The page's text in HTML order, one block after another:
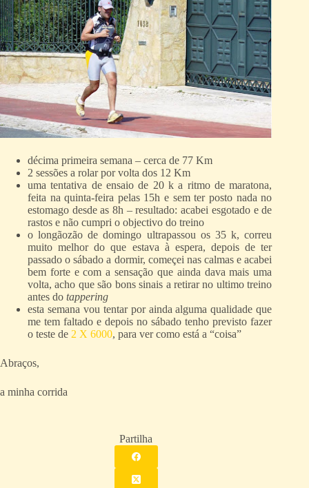
décima primeira semana – cerca de 77 Km
2 sessões a rolar por volta dos 12 Km
uma tentativa de ensaio de 20 k a ritmo de maratona,
feita na quinta-feira pelas 15h e sem ter posto nada no
estomago desde as 8h – resultado: acabei esgotado e de
rastos e não cumpri o objectivo do treino
o longãozão de domingo ultrapassou os 35 k, correu
muito melhor do que estava à espera, depois de ter
passado o sábado a dormir, começei nas calmas e acabei
bem forte e com a sensação que ainda dava mais uma
volta, acho que são bons sinais a retirar no ultimo treino
antes do tappering
esta semana vou tentar por ainda alguma qualidade que
me tem faltado e depois no sábado tenho previsto fazer
o teste de 2 X 6000, para ver como está a “coisa”
Abraços,
a minha corrida
Partilha